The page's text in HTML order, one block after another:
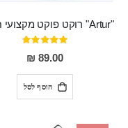
דירוג:
95%
89.00 ₪
הוסף לסל